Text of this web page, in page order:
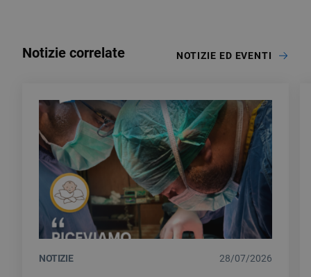
Notizie correlate NOTIZIE ED EVENTI
NOTIZIE 28/07/2026